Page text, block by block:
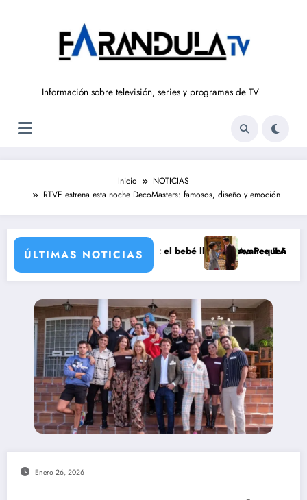
Información sobre televisión, series y programas de TV
Inicio
NOTICIAS
RTVE estrena esta noche DecoMasters: famosos, diseño y emoción
ÚLTIMAS NOTICIAS
(del 10 al 14 de agosto): el bebé llega a Casa PequeñaAvance ‘LA PROMESA’
Enero 26, 2026